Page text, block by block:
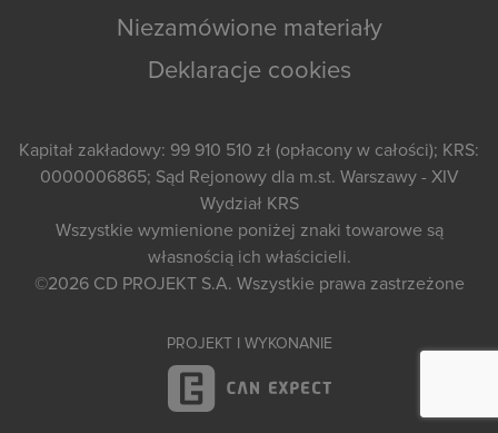
Niezamówione materiały
Deklaracje cookies
Kapitał zakładowy: 99 910 510 zł (opłacony w całości); KRS:
0000006865; Sąd Rejonowy dla m.st. Warszawy - XIV
Wydział KRS
Wszystkie wymienione poniżej znaki towarowe są
własnością ich właścicieli.
©2026 CD PROJEKT S.A. Wszystkie prawa zastrzeżone
PROJEKT I WYKONANIE